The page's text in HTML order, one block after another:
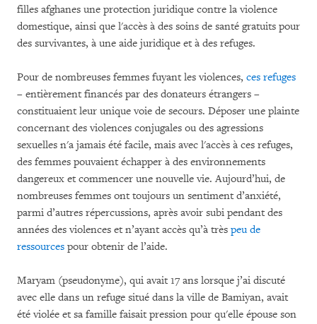
filles afghanes une protection juridique contre la violence
domestique, ainsi que l'accès à des soins de santé gratuits pour
des survivantes, à une aide juridique et à des refuges.
Pour de nombreuses femmes fuyant les violences, ces refuges
– entièrement financés par des donateurs étrangers –
constituaient leur unique voie de secours. Déposer une plainte
concernant des violences conjugales ou des agressions
sexuelles n'a jamais été facile, mais avec l'accès à ces refuges,
des femmes pouvaient échapper à des environnements
dangereux et commencer une nouvelle vie. Aujourd’hui, de
nombreuses femmes ont toujours un sentiment d’anxiété,
parmi d’autres répercussions, après avoir subi pendant des
années des violences et n’ayant accès qu’à très peu de
ressources pour obtenir de l’aide.
Maryam (pseudonyme), qui avait 17 ans lorsque j’ai discuté
avec elle dans un refuge situé dans la ville de Bamiyan, avait
été violée et sa famille faisait pression pour qu'elle épouse son